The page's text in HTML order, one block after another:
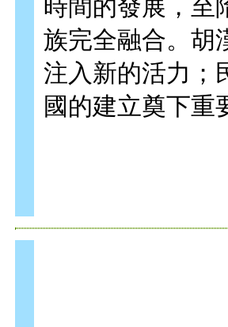
時間的發展，至
族完全融合。胡
注入新的活力；
國的建立奠下重